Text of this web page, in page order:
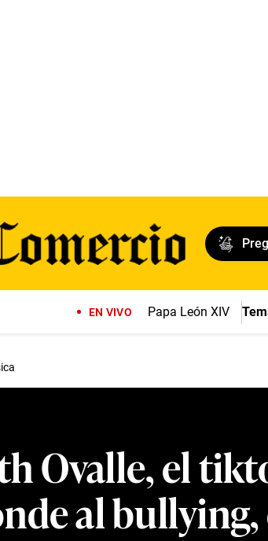
EN VIVO Papa León XIV
Ovalle, el
al